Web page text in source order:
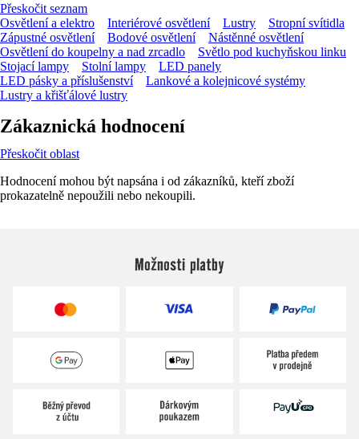
Přeskočit seznam
Osvětlení a elektro
Interiérové osvětlení Lustry
Stropní svítidla
Zápustné osvětlení
Bodové osvětlení
Nástěnné osvětlení
Osvětlení do koupelny a nad zrcadlo
Světlo pod kuchyňskou linku
Stojací lampy
Stolní lampy
LED panely
LED pásky a příslušenství
Lankové a kolejnicové systémy
Lustry a křišťálové lustry
Zákaznická hodnocení
Přeskočit oblast
Hodnocení mohou být napsána i od zákazníků, kteří zboží
prokazatelně nepoužili nebo nekoupili.
Možnosti platby